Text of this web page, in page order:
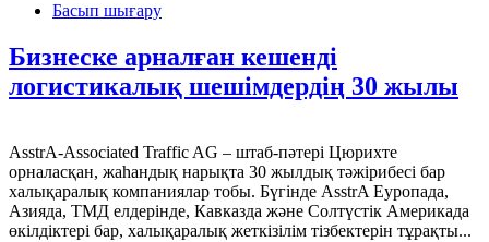
Басып шығару
Бизнеске арналған кешенді
логистикалық шешімдердің 30 жылы
AsstrA-Associated Traffic AG – штаб-пәтері Цюрихте
орналасқан, жаһандық нарықта 30 жылдық тәжірибесі бар
халықаралық компаниялар тобы. Бүгінде AsstrA Еуропада,
Азияда, ТМД елдерінде, Кавказда және Солтүстік Америкада
өкілдіктері бар, халықаралық жеткізілім тізбектерін тұрақты...